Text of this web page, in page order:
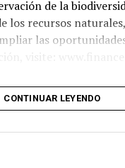
de la
los recursos
las
CONTINUAR LEYENDO